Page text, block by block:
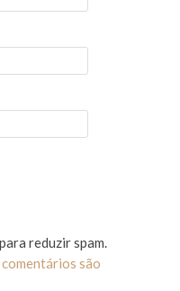
reduzir spam.
comentários são